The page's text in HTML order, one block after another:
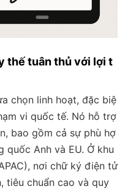
thế tuân thủ với lợi t
chọn linh hoạt, đặc biệ
vi quốc tế. Nó hỗ trợ
bao gồm cả sự phù hợ
quốc Anh và EU. Ở khu
nơi chữ ký điện tử
tiêu chuẩn cao và quy